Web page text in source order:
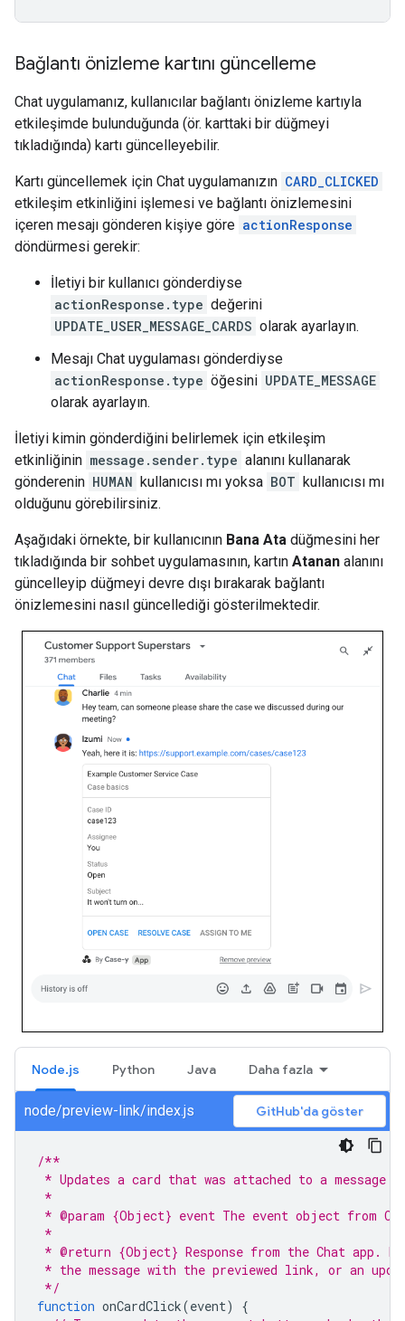
Bağlantı önizleme kartını güncelleme
Chat uygulamanız, kullanıcılar bağlantı önizleme kartıyla
etkileşimde bulunduğunda (ör. karttaki bir düğmeyi
tıkladığında) kartı güncelleyebilir.
Kartı güncellemek için Chat uygulamanızın CARD_CLICKED
etkileşim etkinliğini işlemesi ve bağlantı önizlemesini
içeren mesajı gönderen kişiye göre actionResponse
döndürmesi gerekir:
İletiyi bir kullanıcı gönderdiyse
actionResponse.type değerini
UPDATE_USER_MESSAGE_CARDS olarak ayarlayın.
Mesajı Chat uygulaması gönderdiyse
actionResponse.type öğesini UPDATE_MESSAGE
olarak ayarlayın.
İletiyi kimin gönderdiğini belirlemek için etkileşim
etkinliğinin message.sender.type alanını kullanarak
gönderenin HUMAN kullanıcısı mı yoksa BOT kullanıcısı mı
olduğunu görebilirsiniz.
Aşağıdaki örnekte, bir kullanıcının Bana Ata düğmesini her
tıkladığında bir sohbet uygulamasının, kartın Atanan alanını
güncelleyip düğmeyi devre dışı bırakarak bağlantı
önizlemesini nasıl güncellediği gösterilmektedir.
Node.js Python Java Daha fazla
node/preview-link/index.js GitHub'da göster
/**
* Updates a card that was attached to a message
*
* @param {Object} event The event object from
*
* @return {Object} Response from the Chat app.
* the message with the previewed link, or an
*/
function onCardClick(event)
{